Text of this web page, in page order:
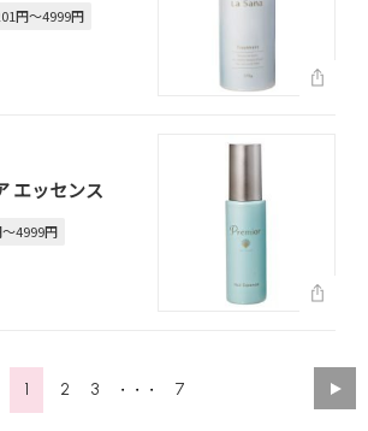
円～4999円
エッセンス
4999円
1 2 3 ・・・ 7